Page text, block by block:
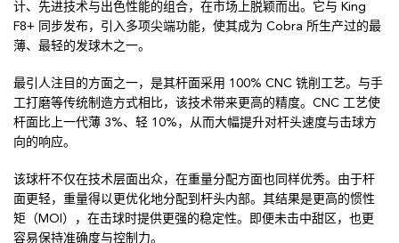
计、先进技术与出色性能的组合，在市场上脱颖而出。它与 King
F8+ 同步发布，引入多项尖端功能，使其成为 Cobra 所生产过的最
薄、最轻的发球木之一。
最引人注目的方面之一，是其杆面采用 100% CNC 铣削工艺。与手
工打磨等传统制造方式相比，该技术带来更高的精度。CNC 工艺使
杆面比上一代薄 3%、轻 10%，从而大幅提升对杆头速度与击球方
向的响应。
该球杆不仅在技术层面出众，在重量分配方面也同样优秀。由于杆
面更轻，重量得以更优化地分配到杆头内部。其结果是更高的惯性
矩（MOI），在击球时提供更强的稳定性。即便未击中甜区，也更
容易保持准确度与控制力。